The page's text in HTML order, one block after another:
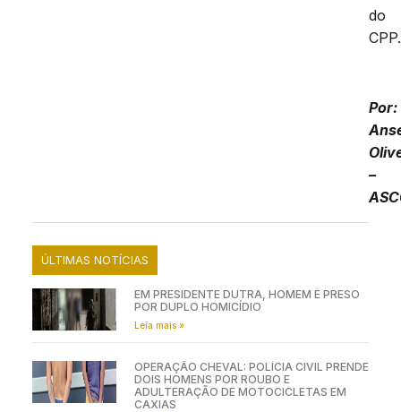
do
CPP.
Por:
–
ÚLTIMAS NOTÍCIAS
EM PRESIDENTE DUTRA, HOMEM É PRESO
POR DUPLO HOMICÍDIO
Leia mais »
OPERAÇÃO CHEVAL: POLÍCIA CIVIL PRENDE
DOIS HOMENS POR ROUBO E
ADULTERAÇÃO DE MOTOCICLETAS EM
CAXIAS